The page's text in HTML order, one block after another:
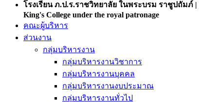
โรงเรียน ภ.ป.ร.ราชวิทยาลัย ในพระบรม ราชูปถัมภ์ |
King's College under the royal patronage
คณะผู้บริหาร
ส่วนงาน
กลุ่มบริหารงาน
กลุ่มบริหารงานวิชาการ
กลุ่มบริหารงานบุคคล
กลุ่มบริหารงานงบประมาณ
กลุ่มบริหารงานทั่วไป